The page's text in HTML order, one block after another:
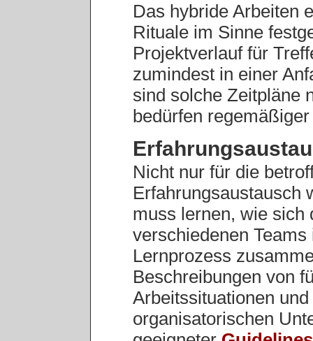
Das hybride Arbeiten
Rituale im Sinne
Projektverlauf für
zumindest in einer
sind solche Zeitpläne
bedürfen
Nicht nur für die
Erfahrungsaustausch
muss lernen, wie sich
verschiedenen
Lernprozess
Beschreibungen von
Arbeitssituationen
organisatorischen